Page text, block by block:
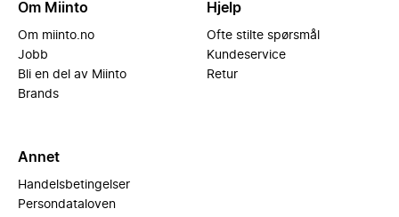
Om Miinto
Om miinto.no
Jobb
Bli en del av Miinto
Brands
Hjelp
Ofte stilte spørsmål
Kundeservice
Retur
Annet
Handelsbetingelser
Persondataloven